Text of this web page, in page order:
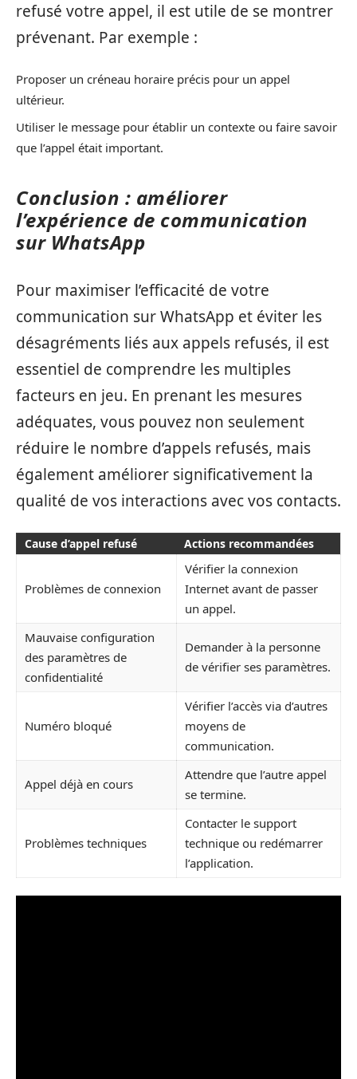
refusé votre appel, il est utile de se montrer
prévenant. Par exemple :
Proposer un créneau horaire précis pour un appel
ultérieur.
Utiliser le message pour établir un contexte ou faire savoir
que l’appel était important.
Conclusion : améliorer
l’expérience de communication
sur WhatsApp
Pour maximiser l’efficacité de votre
communication sur WhatsApp et éviter les
désagréments liés aux appels refusés, il est
essentiel de comprendre les multiples
facteurs en jeu. En prenant les mesures
adéquates, vous pouvez non seulement
réduire le nombre d’appels refusés, mais
également améliorer significativement la
qualité de vos interactions avec vos contacts.
Cause d’appel refusé Actions recommandées
Problèmes de connexion
Vérifier la connexion
Internet avant de passer
un appel.
Mauvaise configuration
des paramètres de
confidentialité
Demander à la personne
de vérifier ses paramètres.
Numéro bloqué
Vérifier l’accès via d’autres
moyens de
communication.
Appel déjà en cours
Attendre que l’autre appel
se termine.
Problèmes techniques
Contacter le support
technique ou redémarrer
l’application.